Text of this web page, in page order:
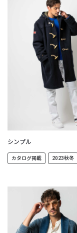
シンプル
カタログ掲載 2023秋冬